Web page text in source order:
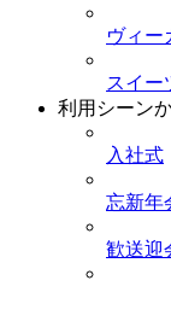
ヴィー
スイー
利用シーン
入社式
忘新年
歓送迎